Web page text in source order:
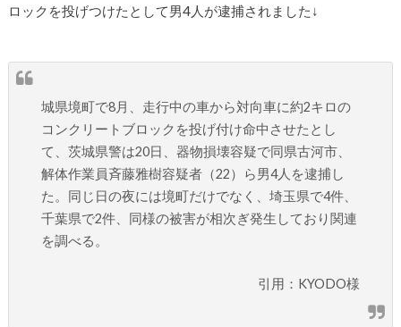
ロックを投げつけたとして男4人が逮捕されました↓
城県境町で8月、走行中の車から対向車に約2キロの
コンクリートブロックを投げ付け命中させたとし
て、茨城県警は20日、器物損壊容疑で同県古河市、
解体作業員斉藤雅樹容疑者（22）ら男4人を逮捕し
た。同じ日の夜には境町だけでなく、埼玉県で4件、
千葉県で2件、同様の被害が相次ぎ発生しており関連
を調べる。
引用：KYODO様